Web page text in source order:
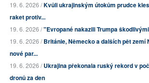
19. 6. 2026 /Kvůli ukrajinským útokům prudce
raket protiv...
19. 6. 2026 /"Evropané nakazili Trumpa
19. 6. 2026 /Británie, Německo a dalších pět zemí
nové par...
19. 6. 2026 /Ukrajina překonala ruský rekord v
dronů za den